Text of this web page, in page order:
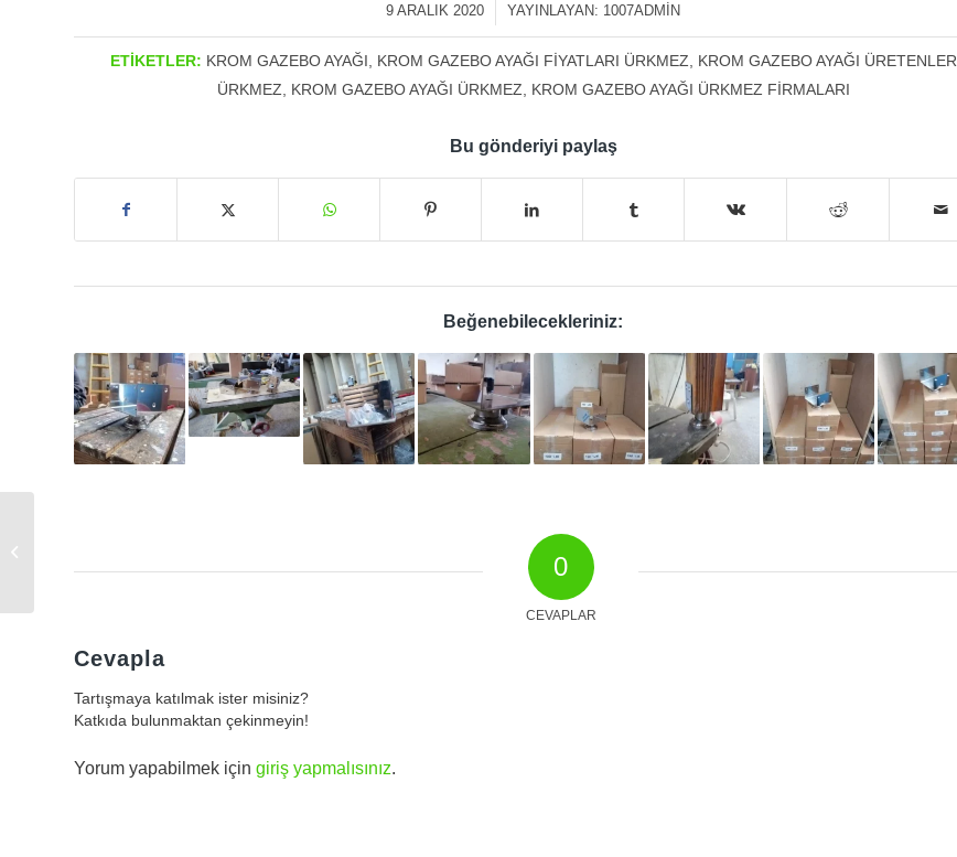
9 ARALIK 2020
/ YAYINLAYAN: 1007ADMIN
ETIKETLER: KROM GAZEBO AYAĞI KROM GAZEBO AYAĞI FIYATLARI ÜRKMEZ
KROM GAZEBO AYAĞI ÜRETENLER
ÜRKMEZ
KROM GAZEBO AYAĞI ÜRKMEZ KROM GAZEBO AYAĞI ÜRKMEZ FIRMALARI
Bu gönderiyi paylaş
Beğenebilecekleriniz:
0
CEVAPLAR
Cevapla
Tartışmaya katılmak ister misiniz?
Katkıda bulunmaktan çekinmeyin!
Yorum yapabilmek için giriş yapmalısınız.